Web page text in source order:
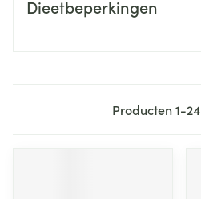
Dieetbeperkingen
Producten1-24